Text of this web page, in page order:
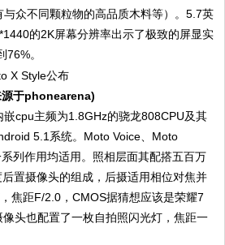
与众不同颗粒物的高品质木料等）。5.7英
的2K屏幕分辨率出示了极致的屏显实
。
于phonearena)
cpu主频为1.8GHz的骁龙808CPU及其
5.1系统。Moto Voice、Moto
列作用均适用。照相层面其配搭五百万
置摄像头的组成，后摄适用相位对焦并
焦距F/2.0，CMOS据猜想应该是荣耀7
头也配置了一枚自拍照闪光灯，焦距一